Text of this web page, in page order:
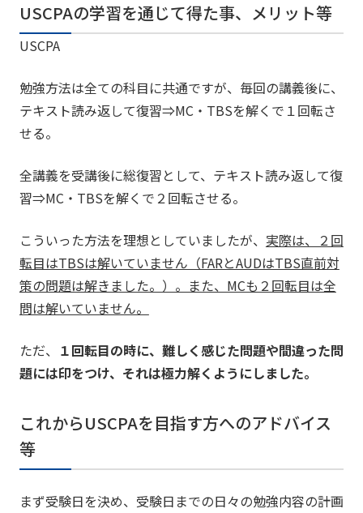
USCPAの学習を通じて得た事、メリット等
USCPA
勉強方法は全ての科目に共通ですが、毎回の講義後に、
テキスト読み返して復習⇒MC・TBSを解くで１回転さ
せる。
全講義を受講後に総復習として、テキスト読み返して復
習⇒MC・TBSを解くで２回転させる。
こういった方法を理想としていましたが、 実際は、２回
転目はTBSは解いていません（FARとAUDはTBS直前対
策の問題は解きました。）。また、MCも２回転目は全
問は解いていません。
ただ、 １回転目の時に、難しく感じた問題や間違った問
題には印をつけ、それは極力解くようにしました。
これからUSCPAを目指す方へのアドバイス
等
まず受験日を決め、受験日までの日々の勉強内容の計画